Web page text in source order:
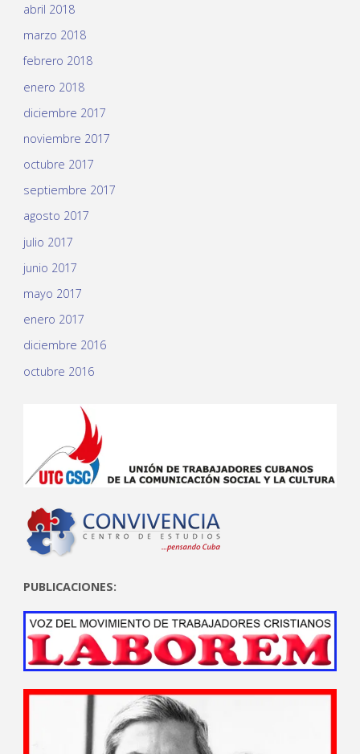
abril 2018
marzo 2018
febrero 2018
enero 2018
diciembre 2017
noviembre 2017
octubre 2017
septiembre 2017
agosto 2017
julio 2017
junio 2017
mayo 2017
enero 2017
diciembre 2016
octubre 2016
PUBLICACIONES: